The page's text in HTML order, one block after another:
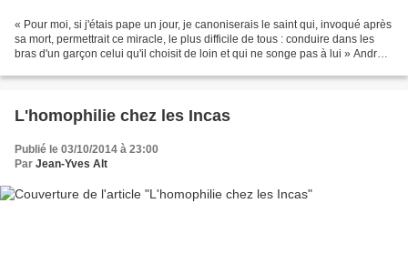
« Pour moi, si j'étais pape un jour, je canoniserais le saint qui, invoqué après
sa mort, permettrait ce miracle, le plus difficile de tous : conduire dans les
bras d'un garçon celui qu'il choisit de loin et qui ne songe pas à lui » André
L'homophilie chez les Incas
Publié le 03/10/2014 à 23:00
Par Jean-Yves Alt